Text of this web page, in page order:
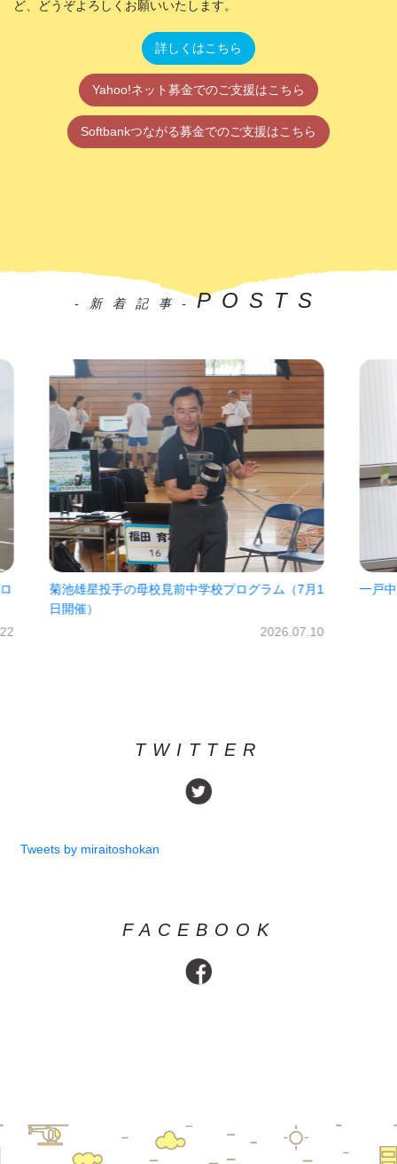
ど、どうぞよろしくお願いいたします。
詳しくはこちら
Yahoo!ネット募金でのご支援はこちら
Softbankつながる募金でのご支援はこちら
-新着記事-POSTS
1
一戸中未来パスポート2026!!
㈱
TWITTER
Tweets by miraitoshokan
FACEBOOK